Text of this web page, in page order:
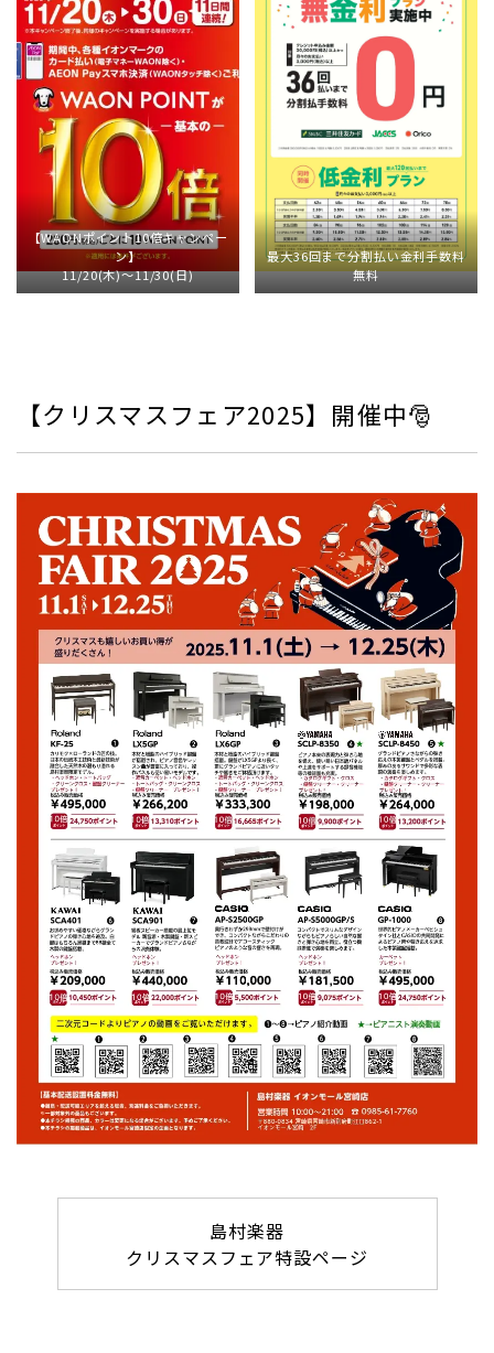
【WAONポイント10倍キャンペー
ン】
11/20(木)～11/30(日)
最大36回まで分割払い金利手数料
無料
【クリスマスフェア2025】開催中🎅
島村楽器
クリスマスフェア特設ページ